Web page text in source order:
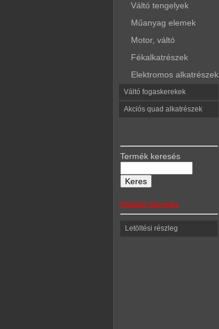
Váltó tengelyek
Műanyag elemek
Motor, váltó
Fékalkatrészek
Elektromos alkatrészek
Váltó fogaskerekek
Akciós quad alkatrészek
Termék keresés
Haladó keresés
Letöltési részleg